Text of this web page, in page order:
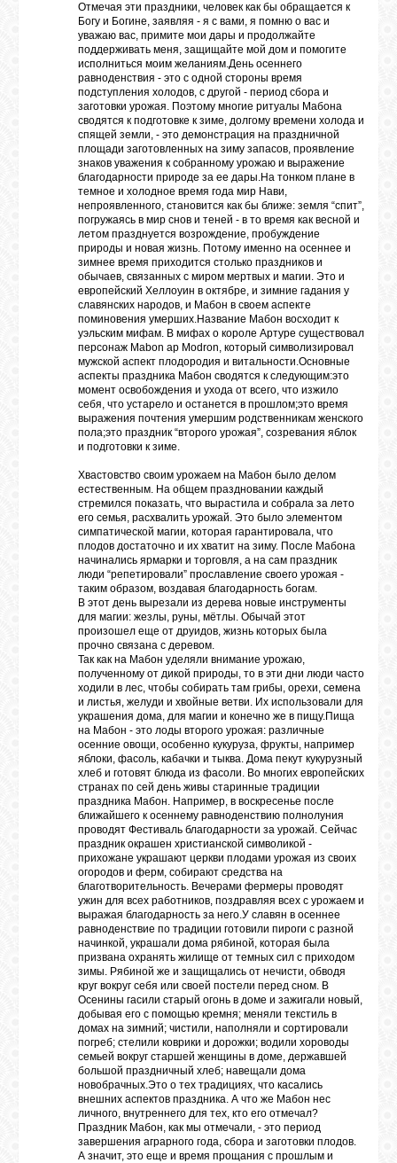
Отмечая эти праздники, человек как бы обращается к
Богу и Богине, заявляя - я с вами, я помню о вас и
уважаю вас, примите мои дары и продолжайте
поддерживать меня, защищайте мой дом и помогите
исполниться моим желаниям.День осеннего
равноденствия - это с одной стороны время
подступления холодов, с другой - период сбора и
заготовки урожая. Поэтому многие ритуалы Мабона
сводятся к подготовке к зиме, долгому времени холода и
спящей земли, - это демонстрация на праздничной
площади заготовленных на зиму запасов, проявление
знаков уважения к собранному урожаю и выражение
благодарности природе за ее дары.На тонком плане в
темное и холодное время года мир Нави,
непроявленного, становится как бы ближе: земля “спит”,
погружаясь в мир снов и теней - в то время как весной и
летом празднуется возрождение, пробуждение
природы и новая жизнь. Потому именно на осеннее и
зимнее время приходится столько праздников и
обычаев, связанных с миром мертвых и магии. Это и
европейский Хеллоуин в октябре, и зимние гадания у
славянских народов, и Мабон в своем аспекте
поминовения умерших.Название Мабон восходит к
уэльским мифам. В мифах о короле Артуре существовал
персонаж Mabon ap Modron, который символизировал
мужской аспект плодородия и витальности.Основные
аспекты праздника Мабон сводятся к следующим:это
момент освобождения и ухода от всего, что изжило
себя, что устарело и останется в прошлом;это время
выражения почтения умершим родственникам женского
пола;это праздник “второго урожая”, созревания яблок
и подготовки к зиме.
Хвастовство своим урожаем на Мабон было делом
естественным. На общем праздновании каждый
стремился показать, что вырастила и собрала за лето
его семья, расхвалить урожай. Это было элементом
симпатической магии, которая гарантировала, что
плодов достаточно и их хватит на зиму. После Мабона
начинались ярмарки и торговля, а на сам праздник
люди “репетировали” прославление своего урожая -
таким образом, воздавая благодарность богам.
В этот день вырезали из дерева новые инструменты
для магии: жезлы, руны, мётлы. Обычай этот
произошел еще от друидов, жизнь которых была
прочно связана с деревом.
Так как на Мабон уделяли внимание урожаю,
полученному от дикой природы, то в эти дни люди часто
ходили в лес, чтобы собирать там грибы, орехи, семена
и листья, желуди и хвойные ветви. Их использовали для
украшения дома, для магии и конечно же в пищу.Пища
на Мабон - это лоды второго урожая: различные
осенние овощи, особенно кукуруза, фрукты, например
яблоки, фасоль, кабачки и тыква. Дома пекут кукурузный
хлеб и готовят блюда из фасоли. Во многих европейских
странах по сей день живы старинные традиции
праздника Мабон. Например, в воскресенье после
ближайшего к осеннему равноденствию полнолуния
проводят Фестиваль благодарности за урожай. Сейчас
праздник окрашен христианской символикой -
прихожане украшают церкви плодами урожая из своих
огородов и ферм, собирают средства на
благотворительность. Вечерами фермеры проводят
ужин для всех работников, поздравляя всех с урожаем и
выражая благодарность за него.У славян в осеннее
равноденствие по традиции готовили пироги с разной
начинкой, украшали дома рябиной, которая была
призвана охранять жилище от темных сил с приходом
зимы. Рябиной же и защищались от нечисти, обводя
круг вокруг себя или своей постели перед сном. В
Осенины гасили старый огонь в доме и зажигали новый,
добывая его с помощью кремня; меняли текстиль в
домах на зимний; чистили, наполняли и сортировали
погреб; стелили коврики и дорожки; водили хороводы
семьей вокруг старшей женщины в доме, державшей
большой праздничный хлеб; навещали дома
новобрачных.Это о тех традициях, что касались
внешних аспектов праздника. А что же Мабон нес
личного, внутреннего для тех, кто его отмечал?
Праздник Мабон, как мы отмечали, - это период
завершения аграрного года, сбора и заготовки плодов.
А значит, это еще и время прощания с прошлым и